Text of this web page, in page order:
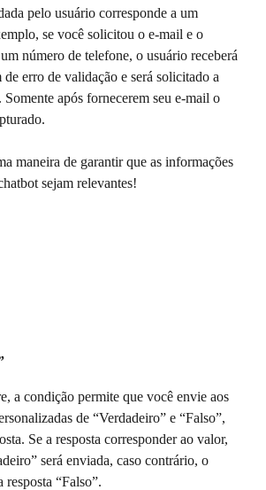
pelo usuário corresponde a um
se você solicitou o e-mail e o
número de telefone, o usuário receberá
de erro de validação e será solicitado a
após fornecerem seu e-mail o
maneira de garantir que as informações
sejam relevantes!
a condição permite que você envie aos
de “Verdadeiro” e “Falso”,
Se a resposta corresponder ao valor,
será enviada, caso contrário, o
“Falso”.